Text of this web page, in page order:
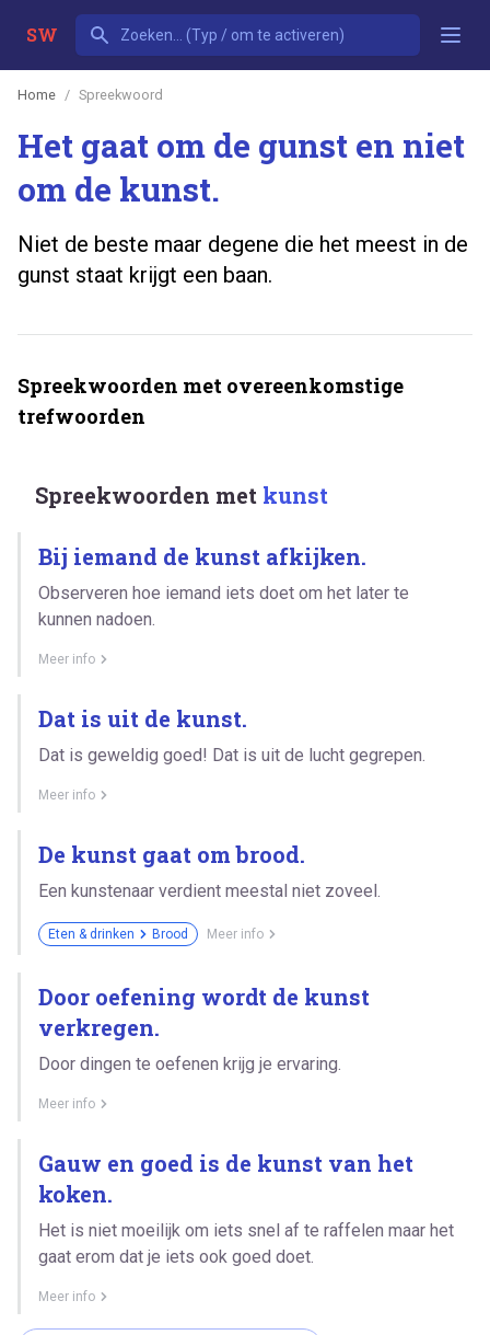
SW
Home Spreekwoord
Het gaat om de gunst en niet
om de kunst.
Niet de beste maar degene die het meest in de
gunst staat krijgt een baan.
Spreekwoorden met overeenkomstige
trefwoorden
Spreekwoorden met kunst
Bij iemand de kunst afkijken.
Observeren hoe iemand iets doet om het later te
kunnen nadoen.
Meer info
Dat is uit de kunst.
Dat is geweldig goed! Dat is uit de lucht gegrepen.
Meer info
De kunst gaat om brood.
Een kunstenaar verdient meestal niet zoveel.
Eten & drinken Brood Meer info
Door oefening wordt de kunst
verkregen.
Door dingen te oefenen krijg je ervaring.
Meer info
Gauw en goed is de kunst van het
koken.
Het is niet moeilijk om iets snel af te raffelen maar het
gaat erom dat je iets ook goed doet.
Meer info